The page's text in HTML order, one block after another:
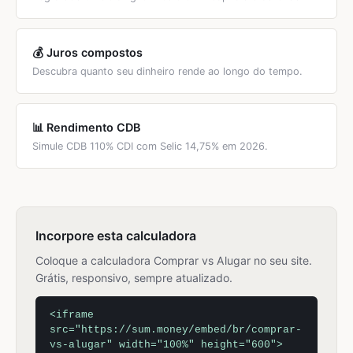
💰 Juros compostos
Descubra quanto seu dinheiro rende ao longo do tempo.
📊 Rendimento CDB
Simule CDB 110% CDI com Selic 14,75% em 2026.
Incorpore esta calculadora
Coloque a calculadora Comprar vs Alugar no seu site.
Grátis, responsivo, sempre atualizado.
<iframe
src="https://sum.money/embed/br/comprar-
vs-alugar" width="100%" height="600">